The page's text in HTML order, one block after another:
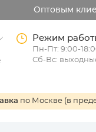
Оптовым
Режим
Пн-Пт: 9:00-
Сб-Вс:
по Москве (в